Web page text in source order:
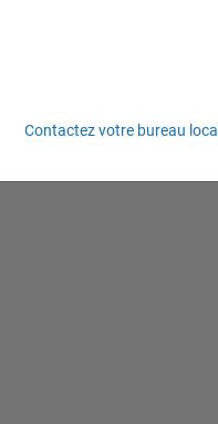
Contactez votre bureau local